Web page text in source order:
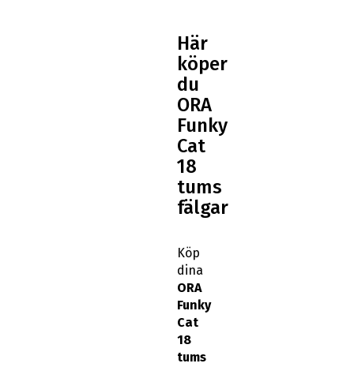
Här
köper
du
ORA
Funky
Cat
18
tums
fälgar
Köp
dina
ORA
Funky
Cat
18
tums